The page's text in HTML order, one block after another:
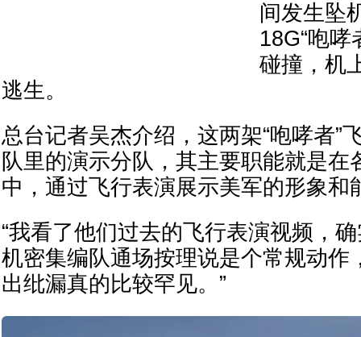
间发生坠
18G“咆哮
碰撞，机
逃生。
总台记者吴杰介绍，这两架“咆哮者”
队里的演示分队，其主要职能就是在
中，通过飞行表演展示美军的形象和
“我看了他们过去的飞行表演视频，
机密集编队通场按理说是个常规动作
出纰漏真的比较罕见。”